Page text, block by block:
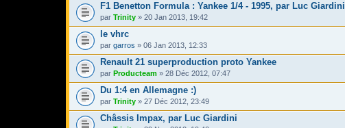
F1 Benetton Formula : Yankee 1/4 - 1995, par Luc Giardini
par Trinity » 20 Jan 2013, 19:42
le vhrc
par garros » 06 Jan 2013, 12:33
Renault 21 superproduction proto Yankee
par Producteam » 28 Déc 2012, 07:47
Du 1:4 en Allemagne :)
par Trinity » 27 Déc 2012, 23:49
Châssis Impax, par Luc Giardini